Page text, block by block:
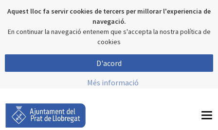
Aquest lloc fa servir cookies de tercers per millorar l'experiencia de
navegació.
En continuar la navegació entenem que s'accepta la nostra política de
cookies
D'acord
Més informació